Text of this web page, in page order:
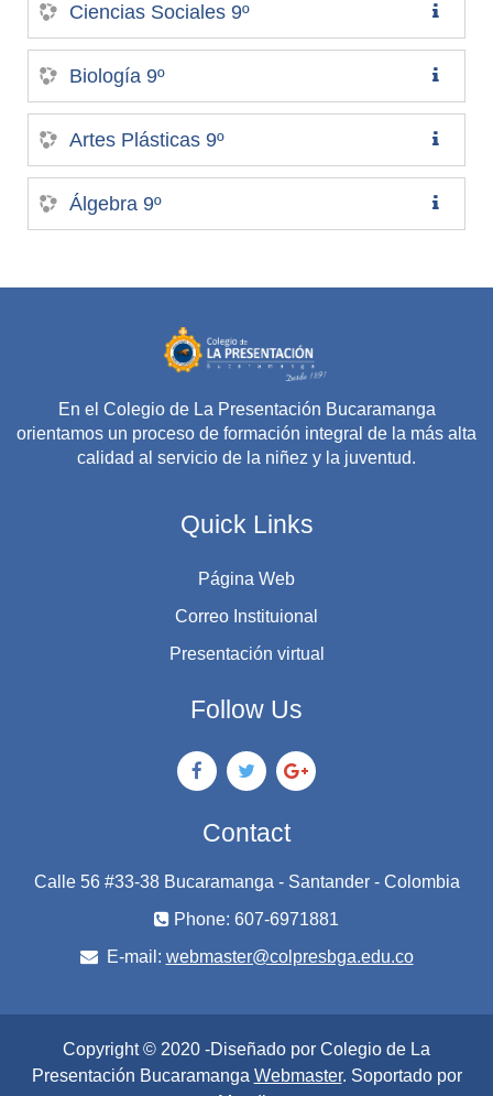
Ciencias Sociales 9º
Biología 9º
Artes Plásticas 9º
Álgebra 9º
En el Colegio de La Presentación Bucaramanga
orientamos un proceso de formación integral de la más alta
calidad al servicio de la niñez y la juventud.
Quick Links
Página Web
Correo Instituional
Presentación virtual
Follow Us
Contact
Calle 56 #33-38 Bucaramanga - Santander - Colombia
Phone: 607-6971881
E-mail: webmaster@colpresbga.edu.co
Copyright © 2020 -Diseñado por Colegio de La
Presentación Bucaramanga Webmaster. Soportado por